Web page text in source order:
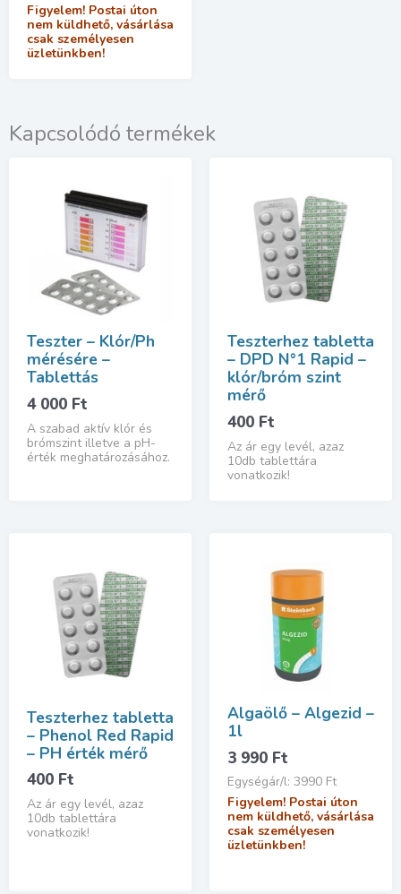
Figyelem! Postai úton
nem küldhető, vásárlása
csak személyesen
üzletünkben!
Kapcsolódó termékek
Teszter – Klór/Ph
mérésére –
Tablettás
4 000 Ft
A szabad aktív klór és
brómszint illetve a pH-
érték meghatározásához.
Teszterhez tabletta
– DPD N°1 Rapid –
klór/bróm szint
mérő
400 Ft
Az ár egy levél, azaz
10db tablettára
vonatkozik!
Teszterhez tabletta
– Phenol Red Rapid
– PH érték mérő
400 Ft
Az ár egy levél, azaz
10db tablettára
vonatkozik!
Algaölő – Algezid –
1l
3 990 Ft
Egységár/l: 3990 Ft
Figyelem! Postai úton
nem küldhető, vásárlása
csak személyesen
üzletünkben!